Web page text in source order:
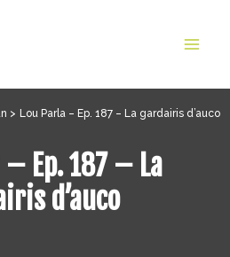
Lou Parla – Ep. 187 – La gardairis d’auco
– Ep. 187 – La
d’auco